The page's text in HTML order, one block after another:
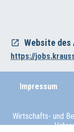
Website des
https://
Impressum
Wirtschafts- und